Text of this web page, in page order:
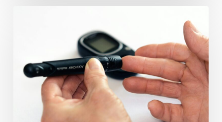
salute
screening
informazione